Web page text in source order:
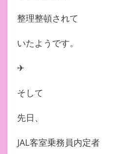
整理整頓されて
いたようです。
✈︎
そして
先日、
JAL客室乗務員内定者